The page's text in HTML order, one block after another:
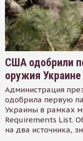
США одобрили
оружия
Администрация
одобрила первую
Украины в рамках
Requirements List.
на два источника,